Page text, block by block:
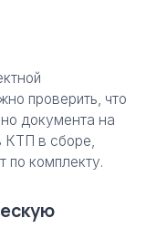
проверить, что
документа на
КТП в сборе,
по комплекту.